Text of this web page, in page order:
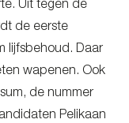
Uit tegen de
de eerste
lijfsbehoud. Daar
wapenen. Ook
de nummer
Pelikaan